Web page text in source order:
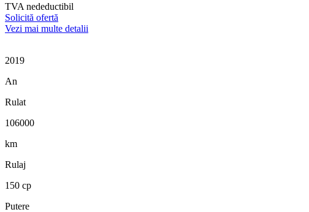
TVA nedeductibil
Solicită ofertă
Vezi mai multe detalii
2019
An
Rulat
106000
km
Rulaj
150 cp
Putere